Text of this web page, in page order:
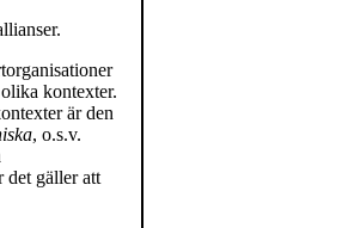
kontexter.
är den
, o.s.v.
det gäller att